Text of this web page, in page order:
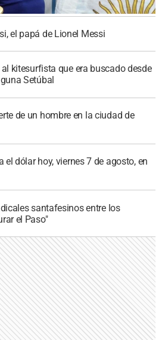
el papá de Lionel Messi
kitesurfista que era buscado desde
Setúbal
de un hombre en la ciudad de
el dólar hoy, viernes 7 de agosto, en
santafesinos entre los
el Paso"